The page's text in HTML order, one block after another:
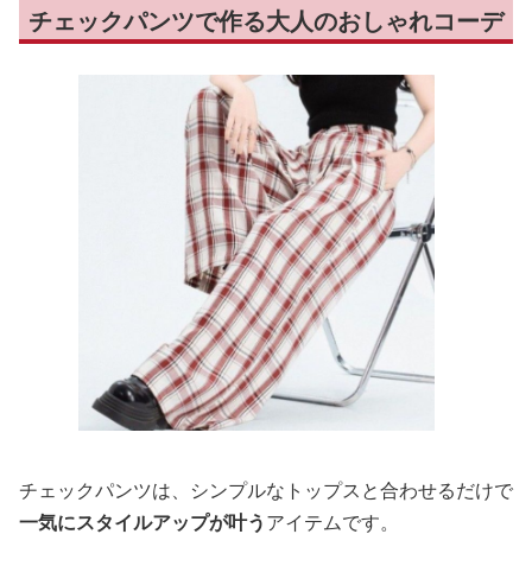
チェックパンツで作る大人のおしゃれコーデ
チェックパンツは、シンプルなトップスと合わせるだけで
一気にスタイルアップが叶うアイテムです。